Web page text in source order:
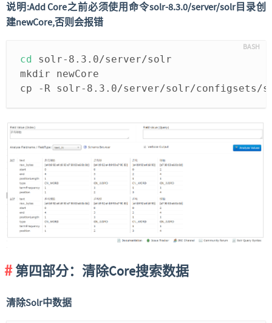
说明:Add Core之前必须使用命令solr-8.3.0/server/solr目录创
建newCore,否则会报错
cd solr-8.3.0/server/solr
mkdir newCore
cp -R solr-8.3.0/server/solr/configsets/
第四部分：清除Core搜索数据
清除Solr中数据